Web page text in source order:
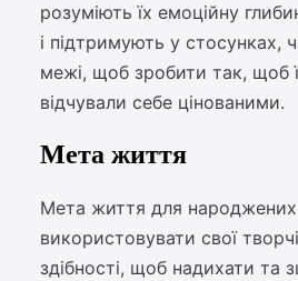
розуміють їх емоційну
і підтримують у стосунках,
межі, щоб зробити так, щоб
відчували себе цінованими.
Мета життя
Мета життя для народжених
використовувати свої
здібності, щоб надихати та